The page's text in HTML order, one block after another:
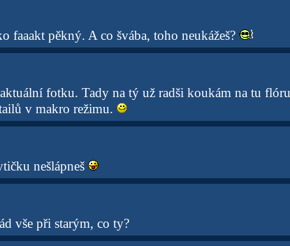
faaakt pěkný. A co švába, toho neukážeš?
fotku. Tady na tý už radši koukám na tu
v makro režimu.
nešlápneš
vše při starým, co ty?